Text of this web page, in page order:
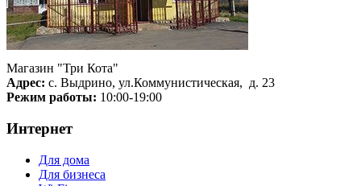
Магазин "Три Кота"
Адрес: с. Выдрино, ул.Коммунистическая, д. 23
Режим работы: 10:00-19:00
Интернет
Для дома
Для бизнеса